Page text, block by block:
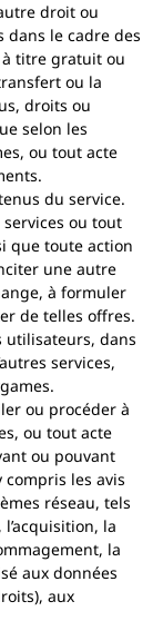
droit ou
dans le cadre des
titre gratuit ou
ou la
droits ou
selon les
ou tout acte
du service.
ou tout
que toute action
une autre
à formuler
de telles offres.
utilisateurs, dans
services,
ou procéder à
ou tout acte
ou pouvant
compris les avis
réseau, tels
la
la
aux données
aux